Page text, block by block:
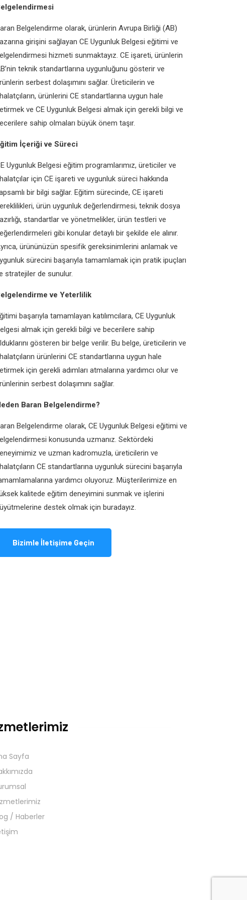
Belgelendirme olarak, ürünlerin Avrupa Birliği (AB)
girişini sağlayan CE Uygunluk Belgesi eğitimi ve
hizmeti sunmaktayız. CE işareti, ürünlerin
teknik standartlarına uygunluğunu gösterir ve
serbest dolaşımını sağlar. Üreticilerin ve
ürünlerini CE standartlarına uygun hale
ve CE Uygunluk Belgesi almak için gerekli bilgi ve
sahip olmaları büyük önem taşır.
İçeriği ve Süreci
Uygunluk Belgesi eğitim programlarımız, üreticiler ve
için CE işareti ve uygunluk süreci hakkında
bir bilgi sağlar. Eğitim sürecinde, CE işareti
ürün uygunluk değerlendirmesi, teknik dosya
standartlar ve yönetmelikler, ürün testleri ve
gibi konular detaylı bir şekilde ele alınır.
ürününüzün spesifik gereksinimlerini anlamak ve
sürecini başarıyla tamamlamak için pratik ipuçları
stratejiler de sunulur.
ve Yeterlilik
başarıyla tamamlayan katılımcılara, CE Uygunluk
almak için gerekli bilgi ve becerilere sahip
gösteren bir belge verilir. Bu belge, üreticilerin ve
ürünlerini CE standartlarına uygun hale
için gerekli adımları atmalarına yardımcı olur ve
serbest dolaşımını sağlar.
Baran Belgelendirme?
Belgelendirme olarak, CE Uygunluk Belgesi eğitimi ve
konusunda uzmanız. Sektördeki
ve uzman kadromuzla, üreticilerin ve
CE standartlarına uygunluk sürecini başarıyla
yardımcı oluyoruz. Müşterilerimize en
kalitede eğitim deneyimini sunmak ve işlerini
destek olmak için buradayız.
Bizimle İletişime Geçin
Sayfa
/ Haberler